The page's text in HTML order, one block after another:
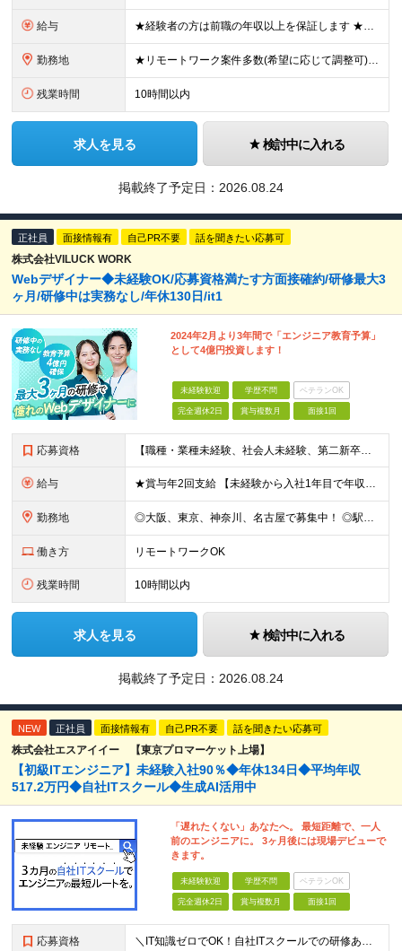
給与 ★経験者の方は前職の年収以上を保証します ★案件単価を開示した上で80％以上を還元します 月給25万円以上＋賞与年2回 ※経験や能力を考慮の上で優遇します ※試用期間が3ヶ月(その間の給与・待遇・雇
勤務地 ★リモートワーク案件多数(希望に応じて調整可) ★勤務地は希望を考慮します ★転勤はありません ★U・Iターンも歓迎です！ 関西エリア(大阪・兵庫・京都・滋賀・奈良・和歌山)の取引先、または本社での
残業時間 10時間以内
求人を見る 検討中に入れる
掲載終了予定日： 2026.08.24
正社員 面接情報有 自己PR不要 話を聞きたい応募可
株式会社VILUCK WORK
Webデザイナー◆未経験OK/応募資格満たす方面接確約/研修最大3
ヶ月/研修中は実務なし/年休130日/it1
2024年2月より3年間で「エンジニア教育予算」
として4億円投資します！
未経験歓迎 学歴不問 ベテランOK
完全週休2日 賞与複数月 面接1回
応募資格 【職種・業種未経験、社会人未経験、第二新卒、歓迎します】 ◆35歳以下の方 └長期キャリア形成のため、年齢制限をかけた募集となります。 ◆学歴不問 《こんな方に向いています！》 ■フロントエンジニア
給与 ★賞与年2回支給 【未経験から入社1年目で年収48万円以上UPも目指せる◎】 研修に加え、バディ制度も整備。不安なことがあれば丁寧にフォローします。 頑張り次第で収入アップが実現可能であり、入社1年
勤務地 ◎大阪、東京、神奈川、名古屋で募集中！ ◎駅チカ！ ◎勤務地は、希望を考慮のうえ決定いたします。 ◎転居を伴う転勤はありません。 【転勤なし／希望勤務地は考慮】 大阪、東京、神奈川、名古屋のいずれか
働き方 リモートワークOK
残業時間 10時間以内
求人を見る 検討中に入れる
掲載終了予定日： 2026.08.24
NEW 正社員 面接情報有 自己PR不要 話を聞きたい応募可
株式会社エスアイイー 【東京プロマーケット上場】
【初級ITエンジニア】未経験入社90％◆年休134日◆平均年収
517.2万円◆自社ITスクール◆生成AI活用中
「遅れたくない」あなたへ。 最短距離で、一人
前のエンジニアに。 3ヶ月後には現場デビューで
きます。
未経験歓迎 学歴不問 ベテランOK
完全週休2日 賞与複数月 面接1回
応募資格 ＼IT知識ゼロでOK！自社ITスクールでの研修あり／ ■完全未経験OK(文系出身70％) ■第二新卒歓迎 ■学歴不問 └社会人未経験の方も歓迎します！ 5名以上の採用を予定しているので、同期と入社も